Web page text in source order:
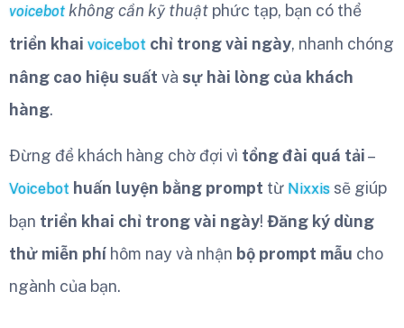
voicebot không cần kỹ thuật phức tạp, bạn có thể
triển khai voicebot chỉ trong vài ngày, nhanh chóng
nâng cao hiệu suất và sự hài lòng của khách
hàng.
Đừng để khách hàng chờ đợi vì tổng đài quá tải–
Voicebot huấn luyện bằng prompt từ Nixxis sẽ giúp
bạn triển khai chỉ trong vài ngày! Đăng ký dùng
thử miễn phí hôm nay và nhận bộ prompt mẫu cho
ngành của bạn.